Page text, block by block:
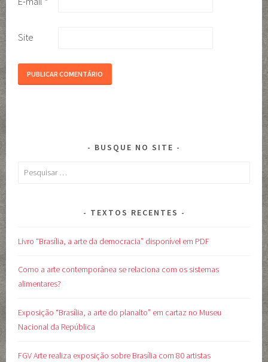
Site
BUSQUE NO SITE
Pesquisar
TEXTOS RECENTES
Livro “Brasília, a arte da democracia” disponível em PDF
Como a arte contemporânea se relaciona com os sistemas
alimentares?
Exposição “Brasília, a arte do planalto” em cartaz no Museu
Nacional da República
FGV Arte realiza exposição sobre Brasília com 80 artistas